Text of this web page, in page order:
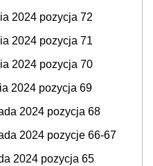
2024 pozycja 72
2024 pozycja 71
2024 pozycja 70
2024 pozycja 69
2024 pozycja 68
2024 pozycje 66-67
2024 pozycja 65